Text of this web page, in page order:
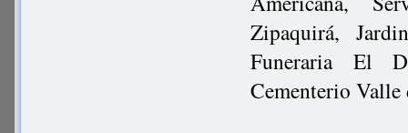
Zipaquirá,
Funeraria El
Cementerio